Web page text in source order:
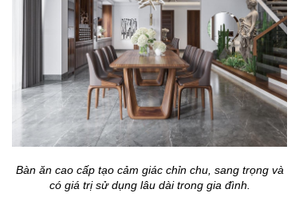
Bàn ăn cao cấp tạo cảm giác chỉn chu, sang trọng và
có giá trị sử dụng lâu dài trong gia đình.